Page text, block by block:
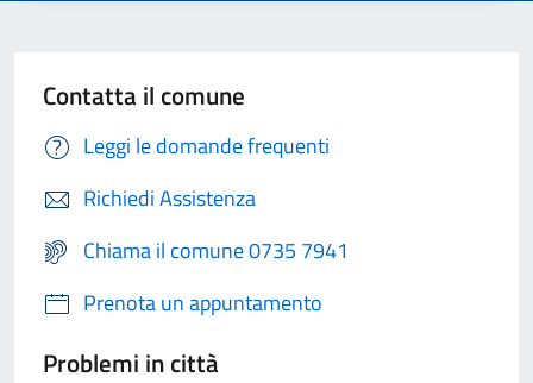
Contatta il comune
Leggi le domande frequenti
Richiedi Assistenza
Chiama il comune 0735 7941
Prenota un appuntamento
Problemi in città